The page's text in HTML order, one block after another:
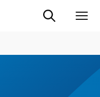
Suche ein-/